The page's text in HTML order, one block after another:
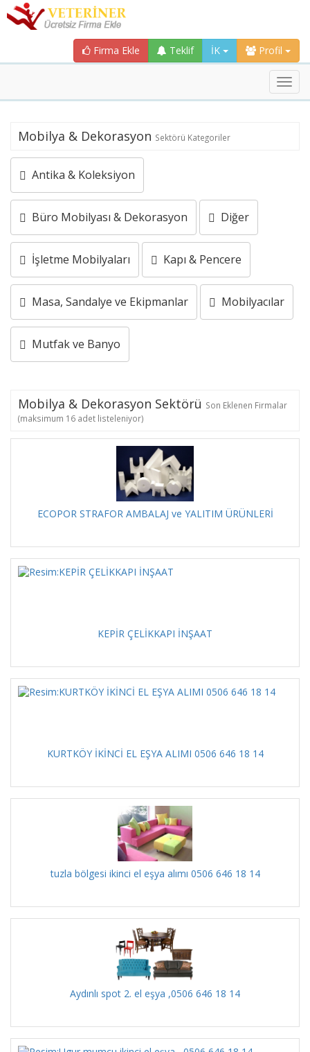
Firma Ekle Teklif İK Profil
Mobilya & Dekorasyon Sektörü Kategoriler
Antika & Koleksiyon
Büro Mobilyası & Dekorasyon Diğer
İşletme Mobilyaları Kapı & Pencere
Masa, Sandalye ve Ekipmanlar Mobilyacılar
Mutfak ve Banyo
Mobilya & Dekorasyon Sektörü Son Eklenen Firmalar
(maksimum 16 adet listeleniyor)
ECOPOR STRAFOR AMBALAJ ve YALITIM ÜRÜNLERİ
KEPİR ÇELİKKAPI İNŞAAT
KURTKÖY İKİNCİ EL EŞYA ALIMI 0506 646 18 14
tuzla bölgesi ikinci el eşya alımı 0506 646 18 14
Aydınlı spot 2. el eşya ,0506 646 18 14